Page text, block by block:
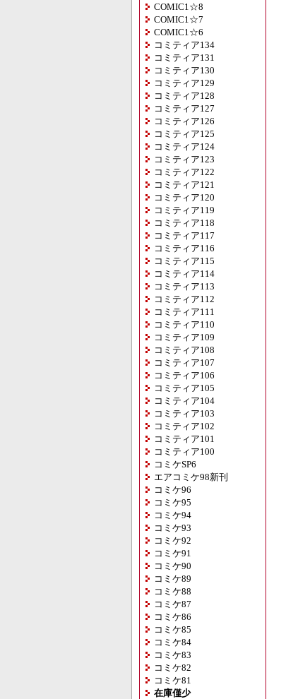
COMIC1☆8
COMIC1☆7
COMIC1☆6
コミティア134
コミティア131
コミティア130
コミティア129
コミティア128
コミティア127
コミティア126
コミティア125
コミティア124
コミティア123
コミティア122
コミティア121
コミティア120
コミティア119
コミティア118
コミティア117
コミティア116
コミティア115
コミティア114
コミティア113
コミティア112
コミティア111
コミティア110
コミティア109
コミティア108
コミティア107
コミティア106
コミティア105
コミティア104
コミティア103
コミティア102
コミティア101
コミティア100
コミケSP6
エアコミケ98新刊
コミケ96
コミケ95
コミケ94
コミケ93
コミケ92
コミケ91
コミケ90
コミケ89
コミケ88
コミケ87
コミケ86
コミケ85
コミケ84
コミケ83
コミケ82
コミケ81
在庫僅少